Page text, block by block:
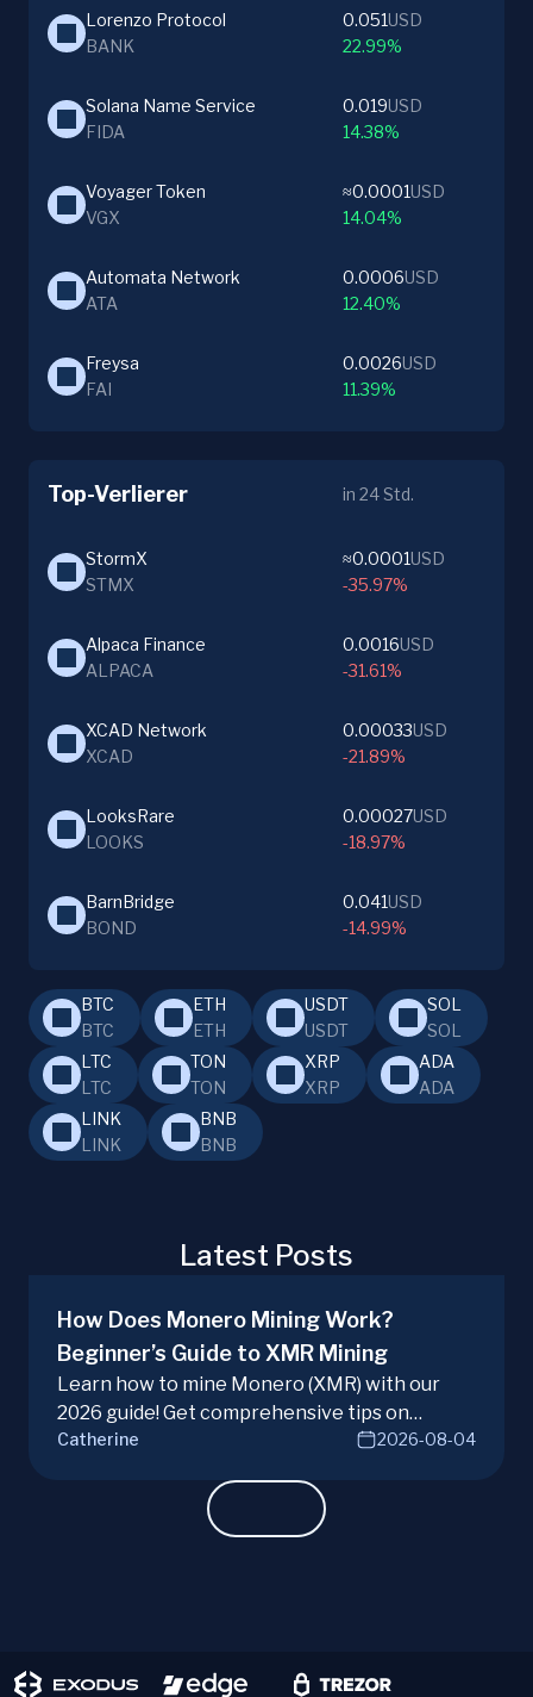
Lorenzo Protocol
BANK
0.051USD
22.99%
Solana Name Service
FIDA
0.019USD
14.38%
Voyager Token
VGX
≈0.0001USD
14.04%
Automata Network
ATA
0.0006USD
12.40%
Freysa
FAI
0.0026USD
11.39%
Top-Verlierer in 24 Std.
StormX
STMX
≈0.0001USD
-35.97%
Alpaca Finance
ALPACA
0.0016USD
-31.61%
XCAD Network
XCAD
0.00033USD
-21.89%
LooksRare
LOOKS
0.00027USD
-18.97%
BarnBridge
BOND
0.041USD
-14.99%
BTC
BTC
ETH
ETH
USDT
USDT
SOL
SOL
LTC
LTC
TON
TON
XRP
XRP
ADA
ADA
LINK
LINK
BNB
BNB
Latest Posts
How Does Monero Mining Work?
Beginner’s Guide to XMR Mining
Learn how to mine Monero (XMR) with our
2026 guide! Get comprehensive tips on
hardware, software, and techniques for
Catherine 2026-08-04